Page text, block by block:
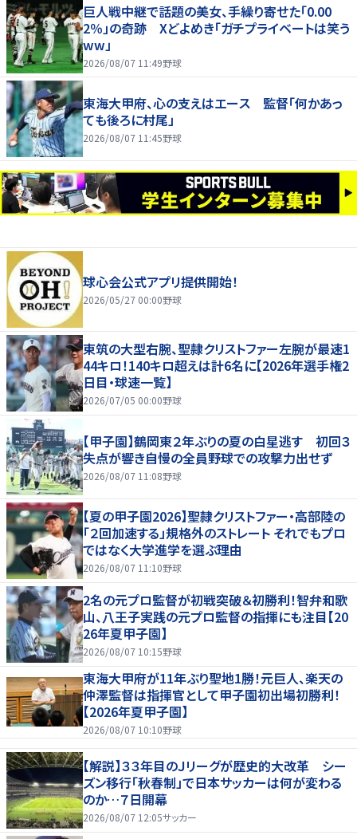
巨人戦中継で話題の美女、手繰り寄せた「0.00
2％」の奇跡 Xどよめき「ガチプライベートは笑う
ww」
2026/08/07 11:49野球
東海大甲府、心の支えはエース 監督「何かあっ
ても後ろに村尾」
2026/08/07 11:45野球
球心会公式アプリ提供開始！
2026/05/27 00:00野球
東筑の大型右腕、聖隷クリストファー左腕が最速1
44キロ！140キロ超えは計6名に【2026年選手権2
日目・球速一覧】
2026/07/05 00:00野球
【甲子園】鶴岡東２年ぶりの夏の白星逃す 初回３
失点が響き自慢の全員野球での攻撃力出せず
2026/08/07 11:08野球
【夏の甲子園2026】聖隷クリストファー・高部陸の
「２回加速する」規格外のストレート それでもプロ
ではなく大学進学を選ぶ理由
2026/08/07 11:10野球
2名の元プロ監督が初戦突破＆初勝利！智弁和歌
山、八王子実践の元プロ監督の指揮にも注目【20
26年夏甲子園】
2026/08/07 10:15野球
東海大甲府が11年ぶり聖地1勝！元巨人、楽天の
仲澤監督は指揮官として甲子園初出場初勝利！
【2026年夏甲子園】
2026/08/07 10:10野球
【解説】３３年目のＪリーグが歴史的大改革 シー
ズン移行「秋春制」で日本サッカーは何が変わる
のか…７日開幕
2026/08/07 12:05サッカー